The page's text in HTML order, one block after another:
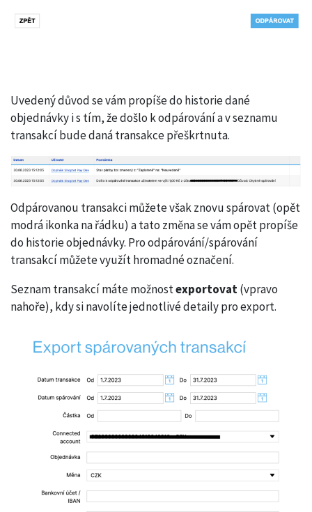
Uvedený důvod se vám propíše do historie dané
objednávky i s tím, že došlo k odpárování a v seznamu
transakcí bude daná transakce přeškrtnuta.
Odpárovanou transakci můžete však znovu spárovat (opět
modrá ikonka na řádku) a tato změna se vám opět propíše
do historie objednávky. Pro odpárování/spárování
transakcí můžete využít hromadné označení.
Seznam transakcí máte možnostexportovat(vpravo
nahoře), kdy si navolíte jednotlivé detaily pro export.